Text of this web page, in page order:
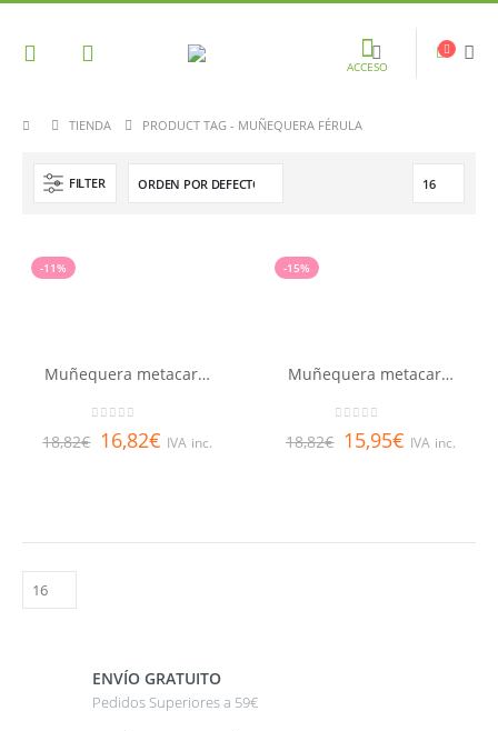
ACCESO
TIENDA PRODUCT TAG - MUÑEQUERA FÉRULA
FILTER
-11%
Muñequera metacarpiana con férula extraíble T. Grande Beige FARMALASTIC
18,82€ 16,82€ IVA inc.
-15%
Muñequera metacarpiana con férula extraíble T. Mediana Beige FARMALASTIC
18,82€ 15,95€ IVA inc.
ENVÍO GRATUITO
Pedidos Superiores a 59€